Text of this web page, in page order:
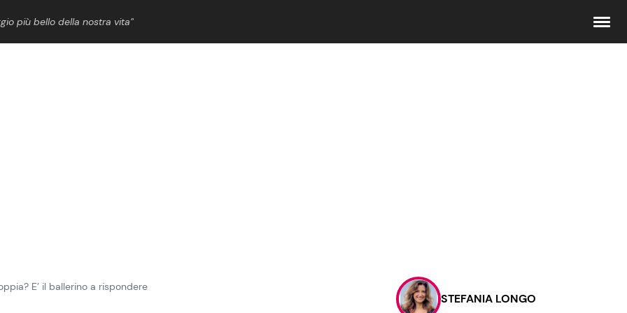
più bello della nostra vita”
Contattaci
Pubblicità
E’ il ballerino a rispondere
STEFANIA LONGO